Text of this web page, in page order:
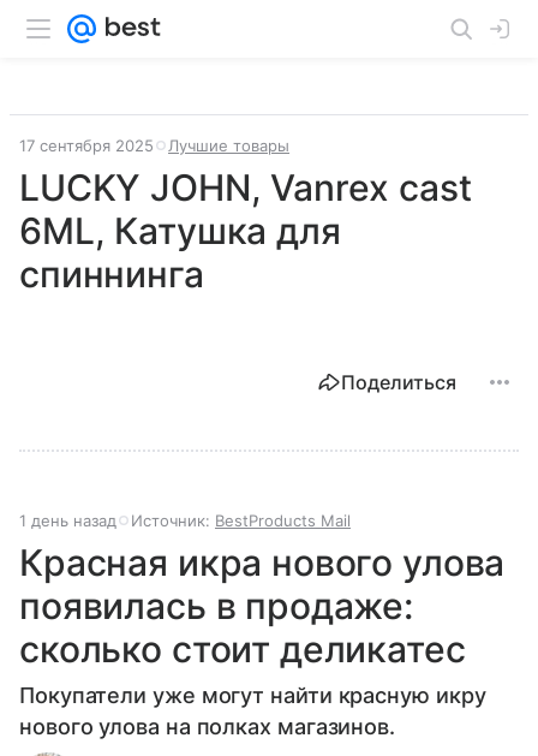
17 сентября 2025 Лучшие товары
LUCKY JOHN, Vanrex cast
6ML, Катушка для
спиннинга
Поделиться
1 день назад Источник: BestProducts Mail
Красная икра нового улова
появилась в продаже:
сколько стоит деликатес
Покупатели уже могут найти красную икру
нового улова на полках магазинов.